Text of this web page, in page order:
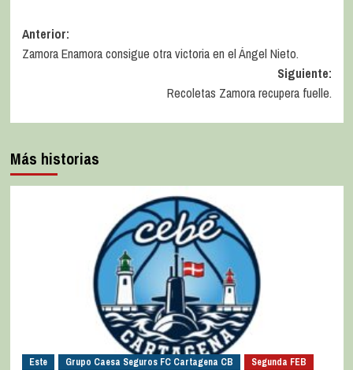
Anterior:
Zamora Enamora consigue otra victoria en el Ángel Nieto.
Siguiente:
Recoletas Zamora recupera fuelle.
Más historias
Este Grupo Caesa Seguros FC Cartagena CB Segunda FEB